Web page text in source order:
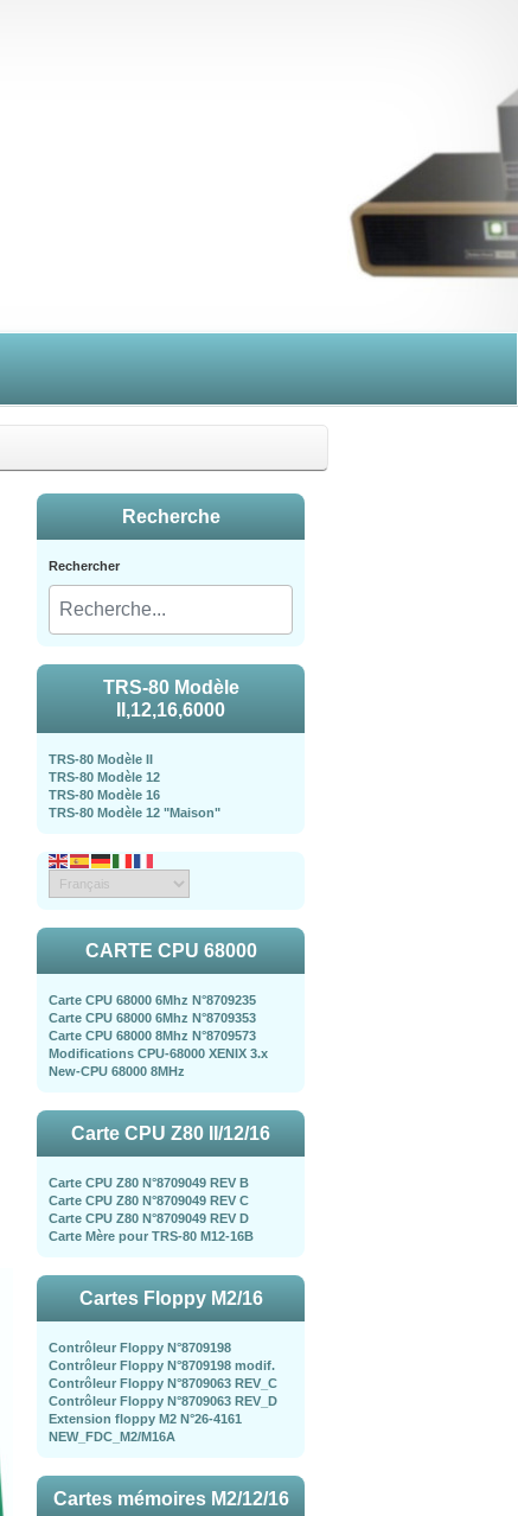
Recherche
Rechercher
TRS-80 Modèle
II,12,16,6000
TRS-80 Modèle II
TRS-80 Modèle 12
TRS-80 Modèle 16
TRS-80 Modèle 12 "Maison"
CARTE CPU 68000
Carte CPU 68000 6Mhz N°8709235
Carte CPU 68000 6Mhz N°8709353
Carte CPU 68000 8Mhz N°8709573
Modifications CPU-68000 XENIX 3.x
New-CPU 68000 8MHz
Carte CPU Z80 II/12/16
Carte CPU Z80 N°8709049 REV B
Carte CPU Z80 N°8709049 REV C
Carte CPU Z80 N°8709049 REV D
Carte Mère pour TRS-80 M12-16B
Cartes Floppy M2/16
Contrôleur Floppy N°8709198
Contrôleur Floppy N°8709198 modif.
Contrôleur Floppy N°8709063 REV_C
Contrôleur Floppy N°8709063 REV_D
Extension floppy M2 N°26-4161
NEW_FDC_M2/M16A
Cartes mémoires M2/12/16